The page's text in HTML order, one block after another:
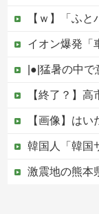
【ｗ】「ふとバッ
イオン爆発「車で来
|●|猛暑の中で意識朦朧となった生
【終了？】高市フィーバ
【画像】はいだ
韓国人「韓国サッカー協会の性接待報道
激震地の熊本県氷川町に